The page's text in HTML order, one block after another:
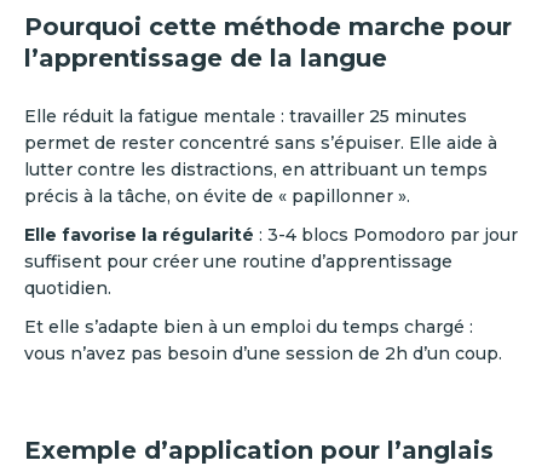
Pourquoi cette méthode marche pour
l’apprentissage de la langue
Elle réduit la fatigue mentale : travailler 25 minutes
permet de rester concentré sans s’épuiser. Elle aide à
lutter contre les distractions, en attribuant un temps
précis à la tâche, on évite de « papillonner ».
Elle favorise la régularité : 3-4 blocs Pomodoro par jour
suffisent pour créer une routine d’apprentissage
quotidien.
Et elle s’adapte bien à un emploi du temps chargé :
vous n’avez pas besoin d’une session de 2h d’un coup.
Exemple d’application pour l’anglais